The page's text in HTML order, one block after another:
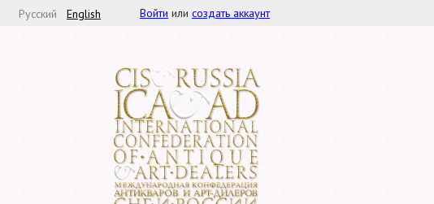
Войти или создать аккаунт
Русский English